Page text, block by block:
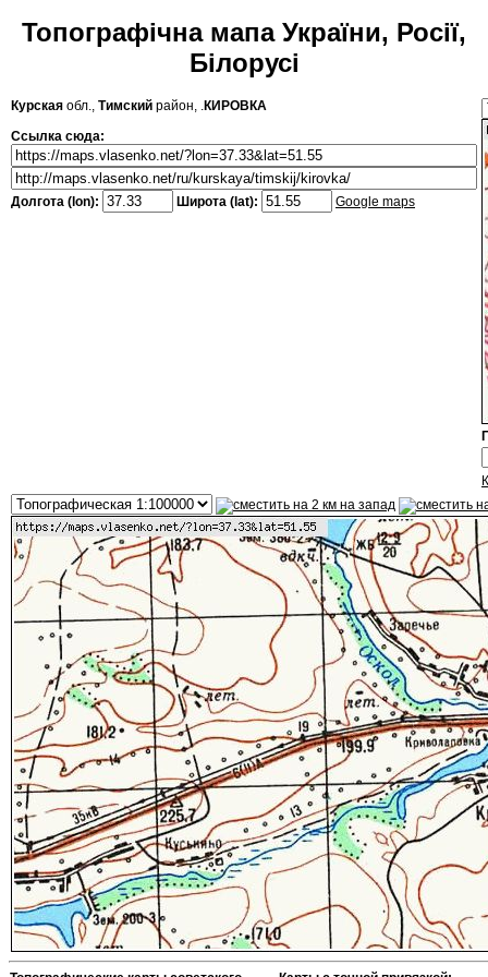
Топографічна мапа України, Росії,
Білорусі
Курская обл., Тимский район, .КИРОВКА
Ссылка сюда:
Долгота (lon): Широта (lat): Google maps